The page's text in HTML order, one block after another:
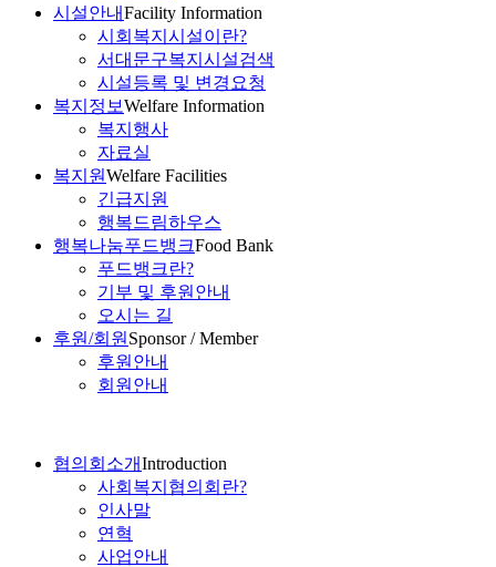
시설안내Facility Information
시회복지시설이란?
서대문구복지시설검색
시설등록 및 변경요청
복지정보Welfare Information
복지행사
자료실
복지원Welfare Facilities
긴급지원
행복드림하우스
행복나눔푸드뱅크Food Bank
푸드뱅크란?
기부 및 후원안내
오시는 길
후원/회원 Sponsor / Member
후원안내
회원안내
협의회소개Introduction
사회복지협의회란?
인사말
연혁
사업안내